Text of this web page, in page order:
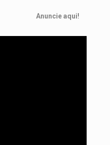
Anuncie aqui!